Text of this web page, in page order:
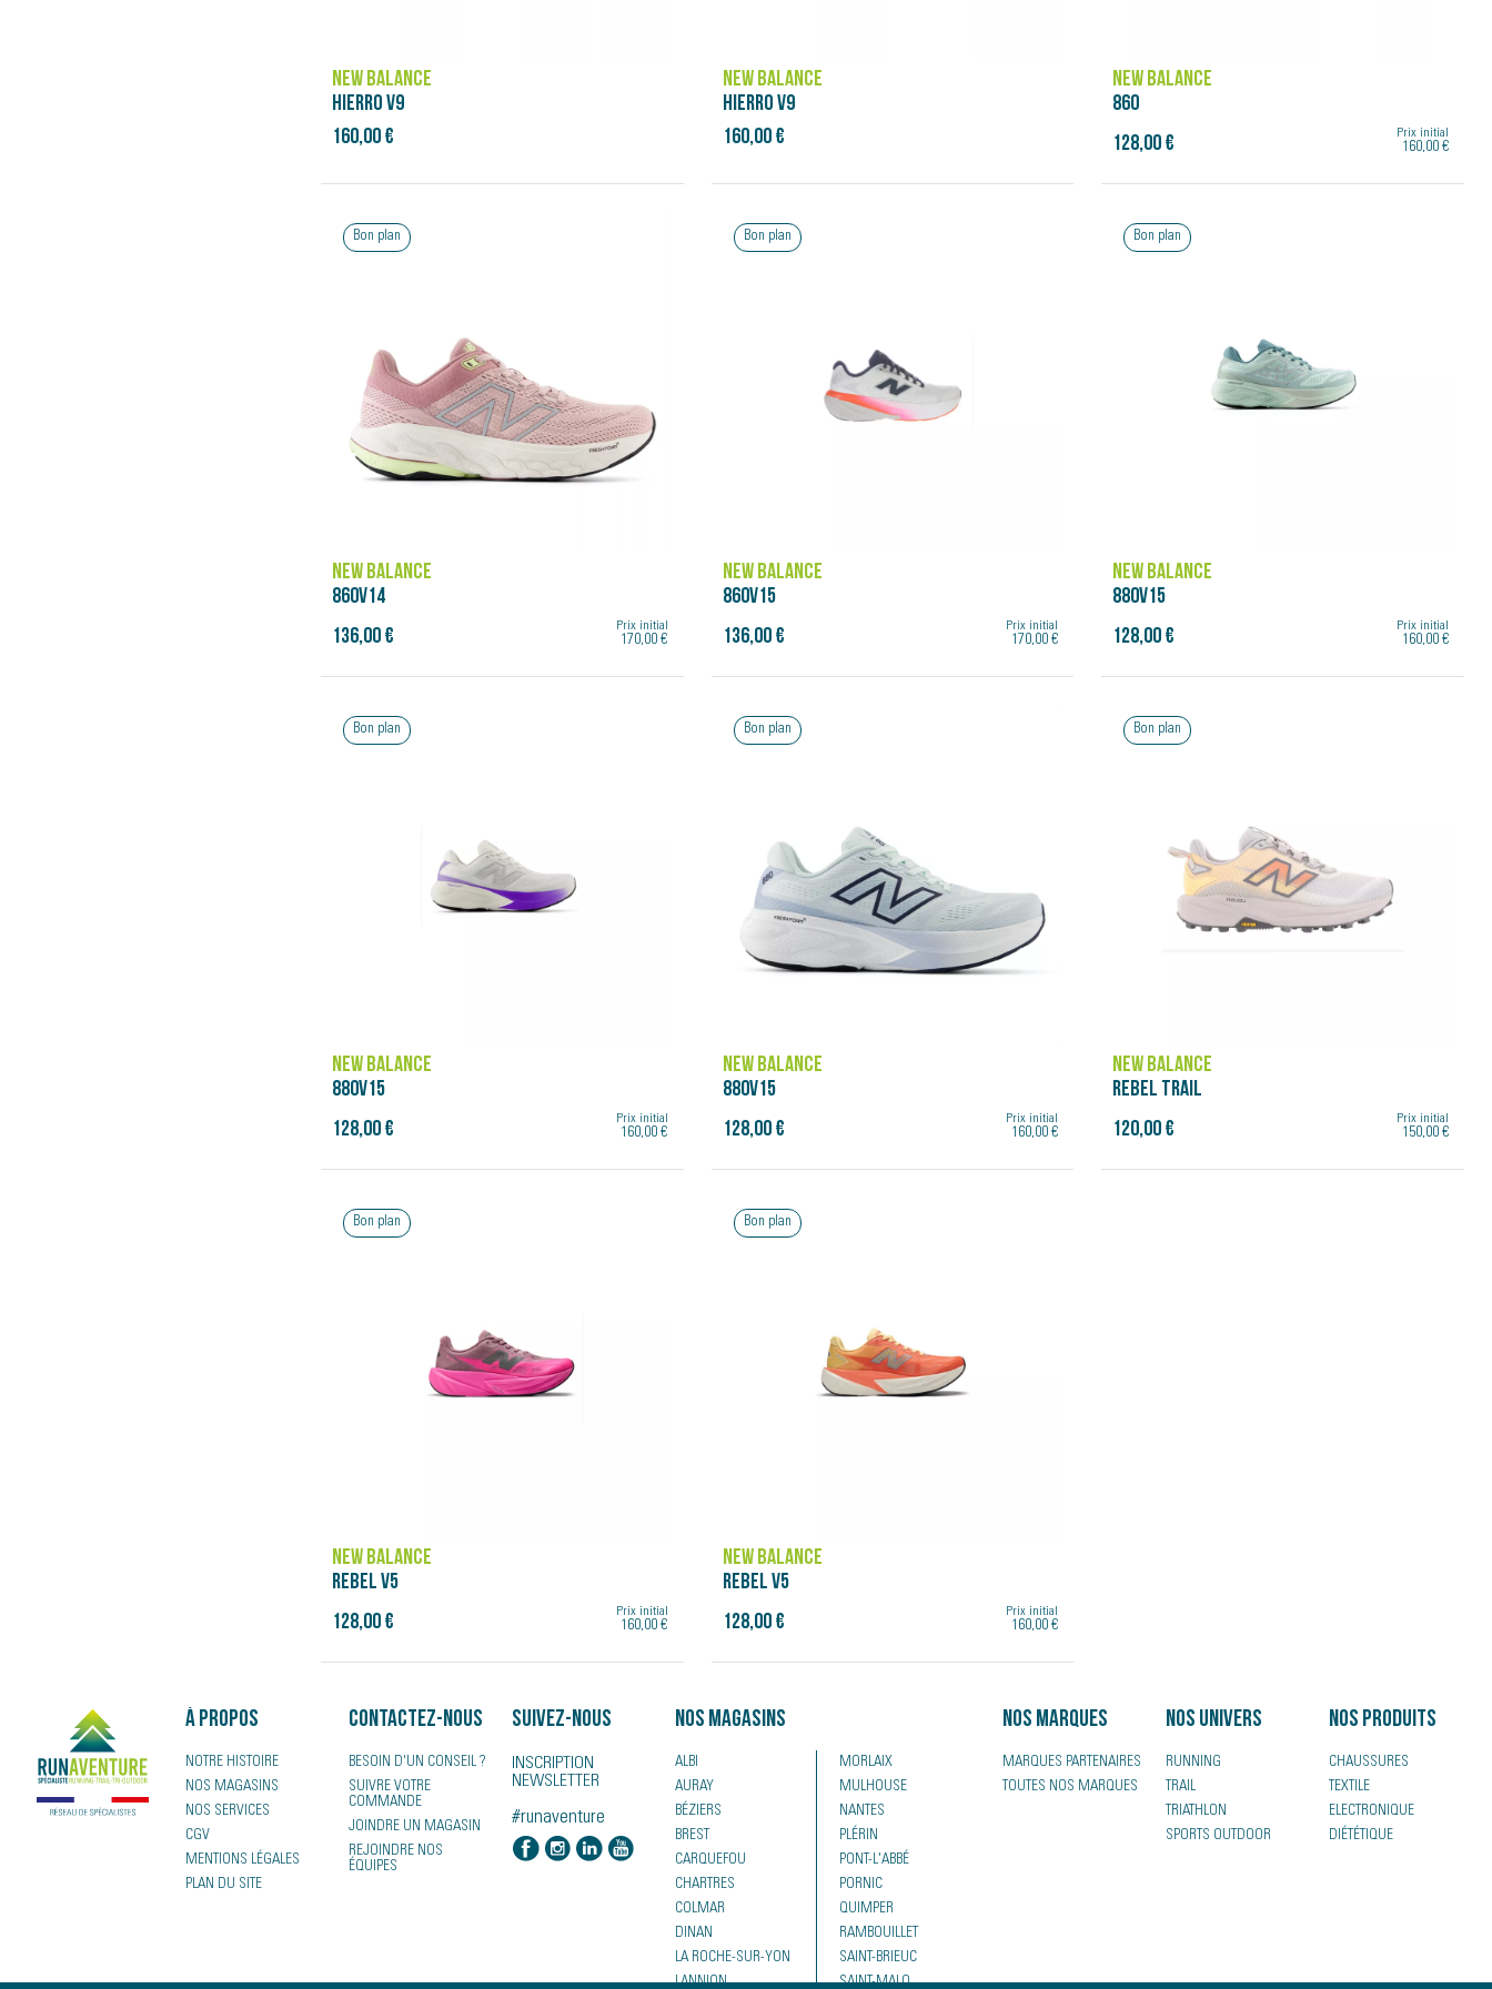
NEW BALANCE
HIERRO V9
160,00 €
NEW BALANCE
HIERRO V9
160,00 €
NEW BALANCE
860
128,00 €
Prix initial
160,00 €
Bon plan
NEW BALANCE
860V14
136,00 €
Prix initial
170,00 €
Bon plan
NEW BALANCE
860V15
136,00 €
Prix initial
170,00 €
Bon plan
NEW BALANCE
880V15
128,00 €
Prix initial
160,00 €
Bon plan
NEW BALANCE
880V15
128,00 €
Prix initial
160,00 €
Bon plan
NEW BALANCE
880V15
128,00 €
Prix initial
160,00 €
Bon plan
NEW BALANCE
REBEL TRAIL
120,00 €
Prix initial
150,00 €
Bon plan
NEW BALANCE
REBEL V5
128,00 €
Prix initial
160,00 €
Bon plan
NEW BALANCE
REBEL V5
128,00 €
Prix initial
160,00 €
À propos
NOTRE HISTOIRE
NOS MAGASINS
NOS SERVICES
CGV
MENTIONS LÉGALES
PLAN DU SITE
Contactez-nous
BESOIN D'UN CONSEIL ?
SUIVRE VOTRE
COMMANDE
JOINDRE UN MAGASIN
REJOINDRE NOS
ÉQUIPES
Suivez-nous
INSCRIPTION
NEWSLETTER
#runaventure
Nos magasins
ALBI
AURAY
BÉZIERS
BREST
CARQUEFOU
CHARTRES
COLMAR
DINAN
LA ROCHE-SUR-YON
LANNION
MORLAIX
MULHOUSE
NANTES
PLÉRIN
PONT-L'ABBÉ
PORNIC
QUIMPER
RAMBOUILLET
SAINT-BRIEUC
SAINT-MALO
Nos marques
MARQUES PARTENAIRES
TOUTES NOS MARQUES
Nos univers
RUNNING
TRAIL
TRIATHLON
SPORTS OUTDOOR
Nos produits
CHAUSSURES
TEXTILE
ELECTRONIQUE
DIÉTÉTIQUE